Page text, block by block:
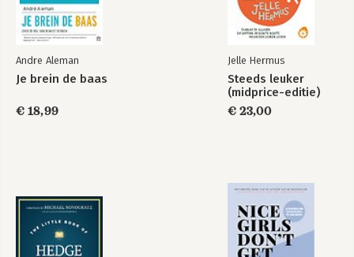
Andre Aleman
Je brein de baas
€ 18,99
Jelle Hermus
Steeds leuker
(midprice-editie)
€ 23,00